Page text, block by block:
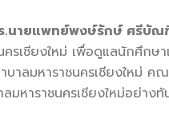
.นายแพทย์พงษ์รักษ์ ศรีบั
รเชียงใหม่ เพื่อดูแลนักศึกษ
าลมหาราชนครเชียงใหม่ ค
มหาราชนครเชียงใหม่อย่าง